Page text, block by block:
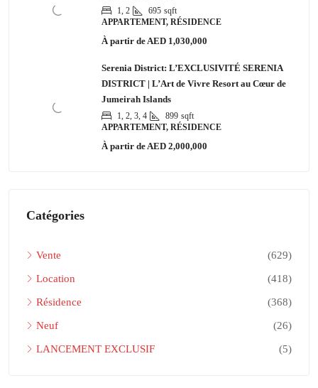
1, 2 695 sqft
APPARTEMENT, RÉSIDENCE
À partir de AED 1,030,000
Serenia District: L’EXCLUSIVITÉ SERENIA
DISTRICT | L’Art de Vivre Resort au Cœur de
Jumeirah Islands
1, 2, 3, 4 899 sqft
APPARTEMENT, RÉSIDENCE
À partir de AED 2,000,000
Catégories
Vente (629)
Location (418)
Résidence (368)
Neuf (26)
LANCEMENT EXCLUSIF (5)